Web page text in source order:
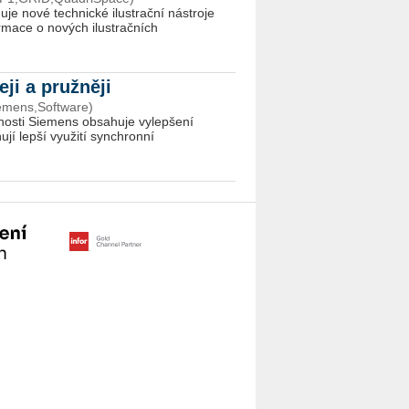
nové technické ilustrační nástroje
o nových ilustračních
a pružněji
Siemens obsahuje vylepšení
lepší využití synchronní